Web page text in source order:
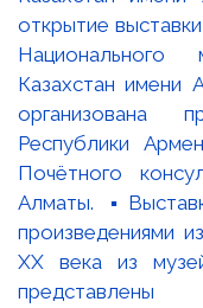
открытие
Национального
Казахстан имени
организована
Республики
Почётного
Алматы.
произведениями
XX века из